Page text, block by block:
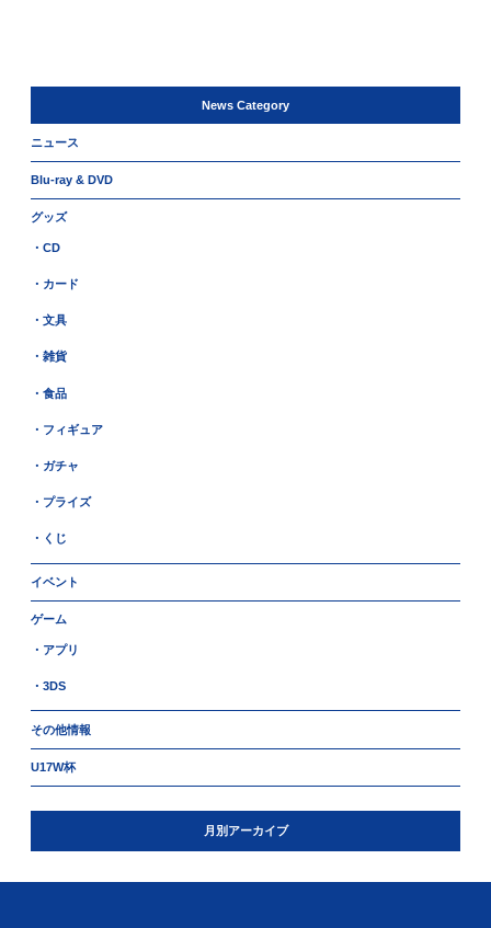
News Category
ニュース
Blu-ray & DVD
グッズ
・CD
・カード
・文具
・雑貨
・食品
・フィギュア
・ガチャ
・プライズ
・くじ
イベント
ゲーム
・アプリ
・3DS
その他情報
U17W杯
月別アーカイブ